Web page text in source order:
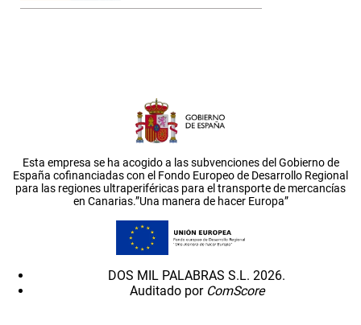
Esta empresa se ha acogido a las subvenciones del Gobierno de
España cofinanciadas con el Fondo Europeo de Desarrollo Regional
para las regiones ultraperiféricas para el transporte de mercancías
en Canarias.”Una manera de hacer Europa”
DOS MIL PALABRAS S.L. 2026.
Auditado por ComScore